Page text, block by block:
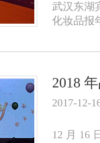
武汉东湖
化妆品报
2018
2017-12-
12 月 16